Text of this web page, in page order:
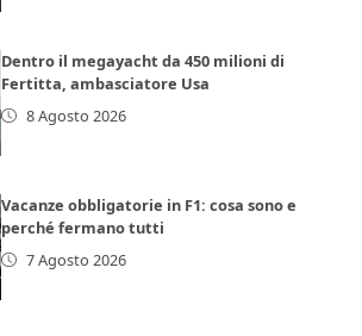
Dentro il megayacht da 450 milioni di
Fertitta, ambasciatore Usa
8 Agosto 2026
Vacanze obbligatorie in F1: cosa sono e
perché fermano tutti
7 Agosto 2026